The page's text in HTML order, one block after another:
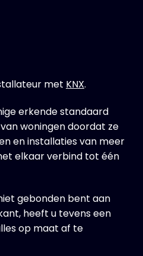
met KNX.
erkende standaard
woningen doordat ze
en installaties van meer
elkaar verbind tot één
gebonden bent aan
heeft u tevens een
op maat af te